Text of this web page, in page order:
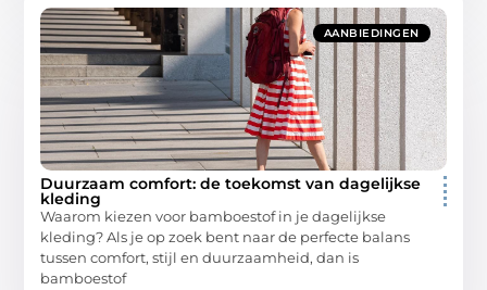
AANBIEDINGEN
Duurzaam comfort: de toekomst van dagelijkse
kleding
Waarom kiezen voor bamboestof in je dagelijkse
kleding? Als je op zoek bent naar de perfecte balans
tussen comfort, stijl en duurzaamheid, dan is
bamboestof